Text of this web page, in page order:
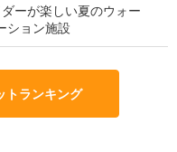
ーが楽しい夏のウォー
ション施設
トランキング